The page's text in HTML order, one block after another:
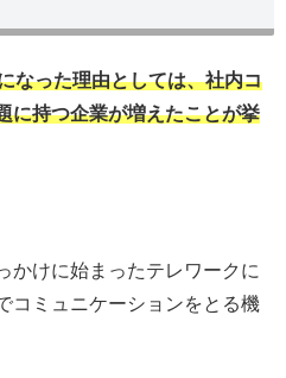
なった理由としては、社内コ
に持つ企業が増えたことが挙
かけに始まったテレワークに
コミュニケーションをとる機